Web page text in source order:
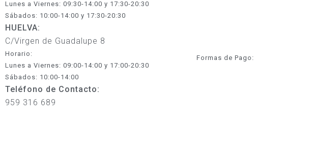
Lunes a Viernes: 09:30-14:00 y 17:30-20:30
Sábados: 10:00-14:00 y 17:30-20:30
HUELVA:
C/Virgen de Guadalupe 8
Horario:
Lunes a Viernes: 09:00-14:00 y 17:00-20:30
Sábados: 10:00-14:00
Teléfono de Contacto:
959 316 689
Formas de Pago: